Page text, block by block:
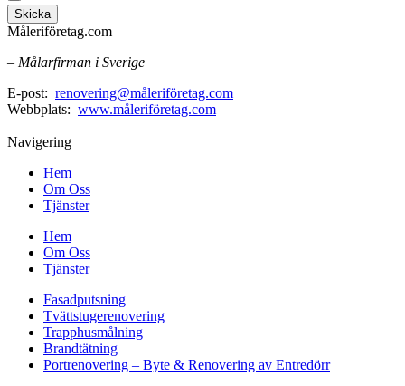
Skicka
Måleriföretag.com
– Målarfirman i Sverige
E-post: renovering@måleriföretag.com
Webbplats: www.måleriföretag.com
Navigering
Hem
Om Oss
Tjänster
Hem
Om Oss
Tjänster
Fasadputsning
Tvättstugerenovering
Trapphusmålning
Brandtätning
Portrenovering – Byte & Renovering av Entredörr